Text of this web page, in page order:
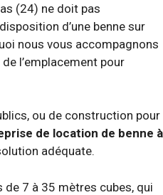
(24) ne doit pas
d’une benne sur
nous vous accompagnons
l’emplacement pour
ou de construction pour
de location de benne à
adéquate.
7 à 35 mètres cubes, qui